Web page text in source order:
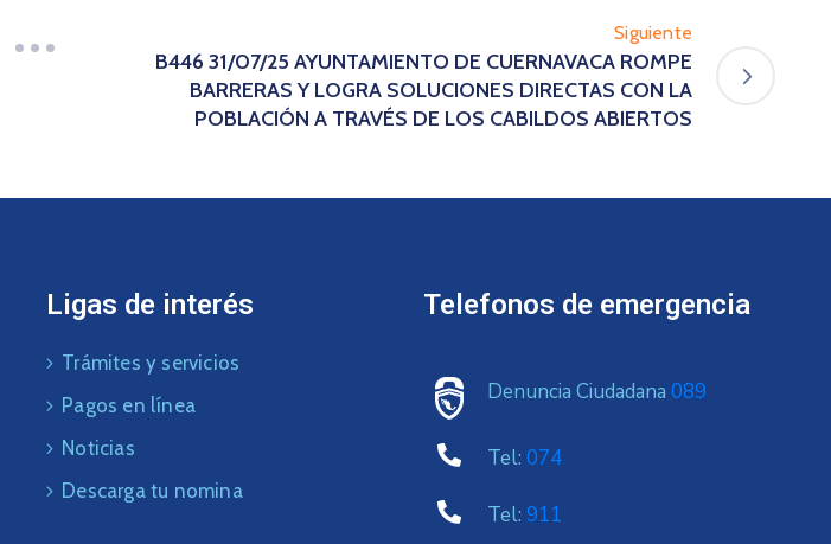
Siguiente
B446 31/07/25 AYUNTAMIENTO DE CUERNAVACA ROMPE
BARRERAS Y LOGRA SOLUCIONES DIRECTAS CON LA
POBLACIÓN A TRAVÉS DE LOS CABILDOS ABIERTOS
Ligas de interés
Trámites y servicios
Pagos en línea
Noticias
Descarga tu nomina
Telefonos de emergencia
Denuncia Ciudadana 089
Tel: 074
Tel: 911